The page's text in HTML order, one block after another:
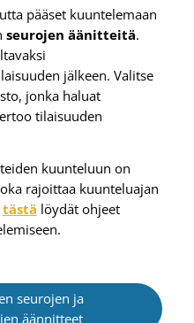
pääset kuuntelemaan
seurojen äänitteitä.
jälkeen. Valitse
jonka haluat
tilaisuuden
kuunteluun on
rajoittaa kuunteluajan
tästä löydät ohjeet
seurojen ja
äännitteet